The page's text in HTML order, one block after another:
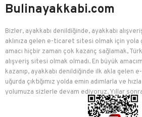
Bulinayakkabi.com
Bizler, ayakkabı denildiğinde, ayakkabı
aklınıza gelen e-ticaret sitesi olmak için yola
amacı hiçbir zaman çok kazanç sağlamak,
alışveriş sitesi olmak olmadı. En büyük
kazanıp, ayakkabı denildiğinde ilk akla gelen
uğurda çıktığımız yolda emin adımlarla ve
yolumuza sizlerle devam ediyoruz. Yıllar
baktığımızda birçok mutlu müşteriyi